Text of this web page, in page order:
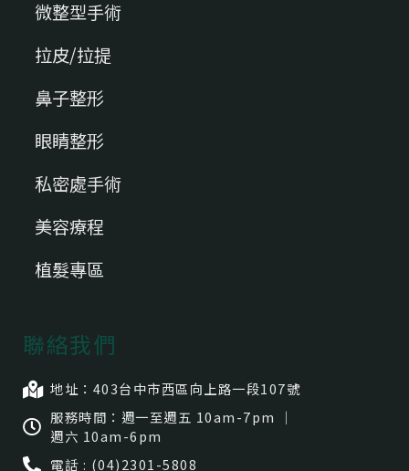
微整型手術
拉皮/拉提
鼻子整形
眼睛整形
私密處手術
美容療程
植髮專區
聯絡我們
地址：403台中市⻄區向上路一段107號
服務時間：週一至週五 10am-7pm ｜
週六 10am-6pm
電話 : (04)2301-5808